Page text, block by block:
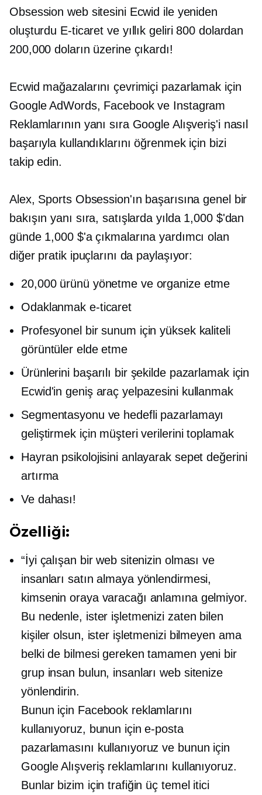
Obsession web sitesini Ecwid ile yeniden
oluşturdu E-ticaret ve yıllık geliri 800 dolardan
200,000 doların üzerine çıkardı!
Ecwid mağazalarını çevrimiçi pazarlamak için
Google AdWords, Facebook ve Instagram
Reklamlarının yanı sıra Google Alışveriş'i nasıl
başarıyla kullandıklarını öğrenmek için bizi
takip edin.
Alex, Sports Obsession'ın başarısına genel bir
bakışın yanı sıra, satışlarda yılda 1,000 $'dan
günde 1,000 $'a çıkmalarına yardımcı olan
diğer pratik ipuçlarını da paylaşıyor:
20,000 ürünü yönetme ve organize etme
Odaklanmak e-ticaret
Profesyonel bir sunum için yüksek kaliteli
görüntüler elde etme
Ürünlerini başarılı bir şekilde pazarlamak için
Ecwid'in geniş araç yelpazesini kullanmak
Segmentasyonu ve hedefli pazarlamayı
geliştirmek için müşteri verilerini toplamak
Hayran psikolojisini anlayarak sepet değerini
artırma
Ve dahası!
Özelliği:
“İyi çalışan bir web sitenizin olması ve
insanları satın almaya yönlendirmesi,
kimsenin oraya varacağı anlamına gelmiyor.
Bu nedenle, ister işletmenizi zaten bilen
kişiler olsun, ister işletmenizi bilmeyen ama
belki de bilmesi gereken tamamen yeni bir
grup insan bulun, insanları web sitenize
yönlendirin.
Bunun için Facebook reklamlarını
kullanıyoruz, bunun için e-posta
pazarlamasını kullanıyoruz ve bunun için
Google Alışveriş reklamlarını kullanıyoruz.
Bunlar bizim için trafiğin üç temel itici